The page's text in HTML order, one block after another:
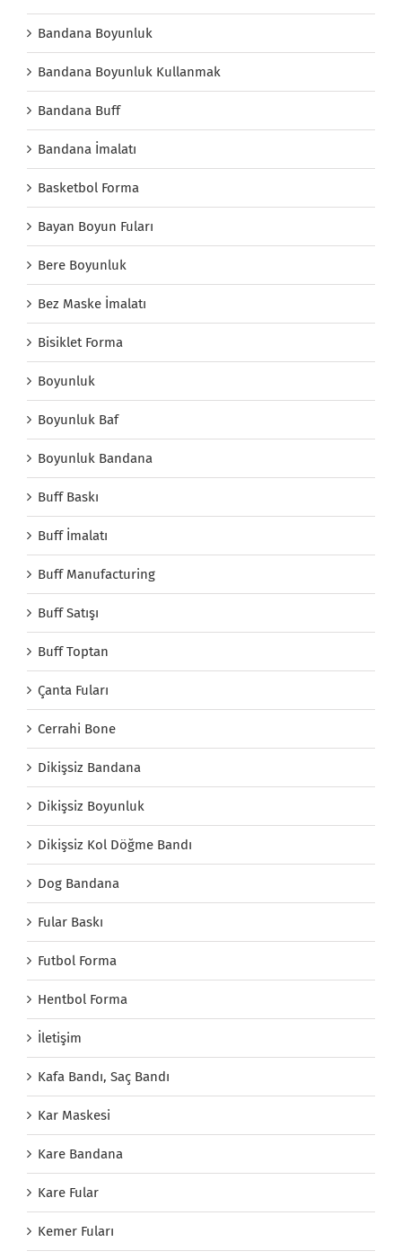
Bandana Boyunluk
Bandana Boyunluk Kullanmak
Bandana Buff
Bandana İmalatı
Basketbol Forma
Bayan Boyun Fuları
Bere Boyunluk
Bez Maske İmalatı
Bisiklet Forma
Boyunluk
Boyunluk Baf
Boyunluk Bandana
Buff Baskı
Buff İmalatı
Buff Manufacturing
Buff Satışı
Buff Toptan
Çanta Fuları
Cerrahi Bone
Dikişsiz Bandana
Dikişsiz Boyunluk
Dikişsiz Kol Döğme Bandı
Dog Bandana
Fular Baskı
Futbol Forma
Hentbol Forma
İletişim
Kafa Bandı, Saç Bandı
Kar Maskesi
Kare Bandana
Kare Fular
Kemer Fuları